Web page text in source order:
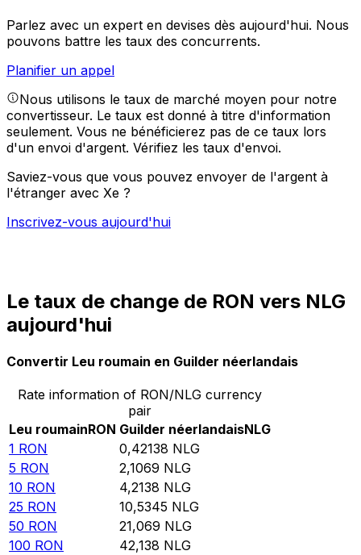
Parlez avec un expert en devises dès aujourd'hui. Nous
pouvons battre les taux des concurrents.
Planifier un appel
Nous utilisons le taux de marché moyen pour notre
convertisseur. Le taux est donné à titre d'information
seulement. Vous ne bénéficierez pas de ce taux lors
d'un envoi d'argent. Vérifiez les taux d'envoi.
Saviez-vous que vous pouvez envoyer de l'argent à
l'étranger avec Xe ?
Inscrivez-vous aujourd'hui
Le taux de change de RON vers NLG
aujourd'hui
Convertir Leu roumain en Guilder néerlandais
Rate information of RON/NLG currency
pair
Leu roumainRON Guilder néerlandaisNLG
1 RON 0,42138 NLG
5 RON 2,1069 NLG
10 RON 4,2138 NLG
25 RON 10,5345 NLG
50 RON 21,069 NLG
100 RON 42,138 NLG